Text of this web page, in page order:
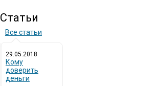
Статьи
Все статьи
29.05.2018
Кому
доверить
деньги